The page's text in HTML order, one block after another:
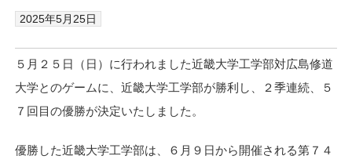
2025年5月25日
５月２５日（日）に行われました近畿大学工学部対広島修道
大学とのゲームに、近畿大学工学部が勝利し、２季連続、５
７回目の優勝が決定いたしました。
優勝した近畿大学工学部は、６月９日から開催される第７４